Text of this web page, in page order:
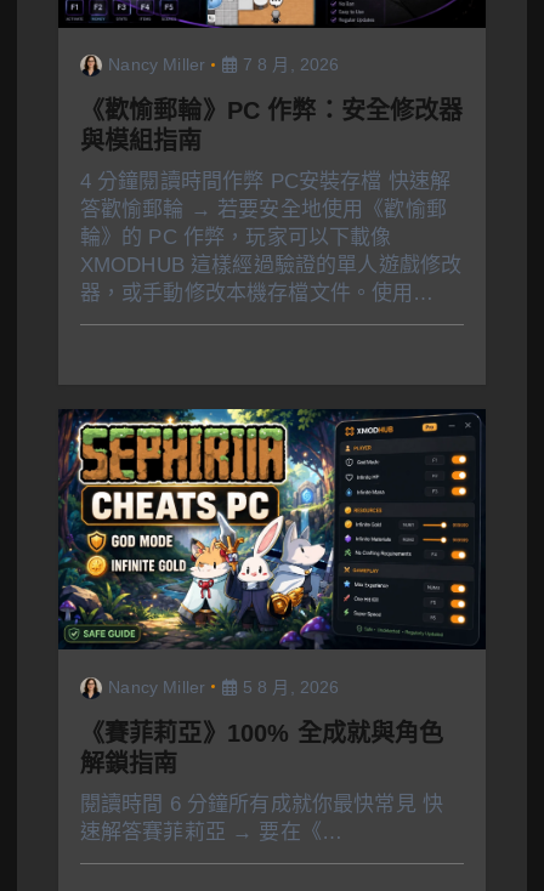
Nancy Miller 7 8 月, 2026
《歡愉郵輪》PC 作弊：安全修改器
與模組指南
4 分鐘閱讀時間作弊 PC安裝存檔 快速解
答歡愉郵輪 → 若要安全地使用《歡愉郵
輪》的 PC 作弊，玩家可以下載像
XMODHUB 這樣經過驗證的單人遊戲修改
器，或手動修改本機存檔文件。使用…
Nancy Miller 5 8 月, 2026
《賽菲莉亞》100% 全成就與角色
解鎖指南
閱讀時間 6 分鐘所有成就你最快常見 快
速解答賽菲莉亞 → 要在《…